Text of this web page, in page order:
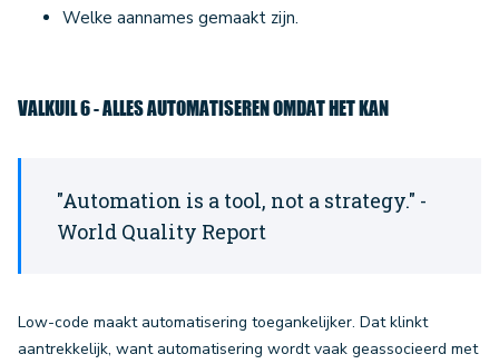
Welke aannames gemaakt zijn.
VALKUIL 6 - ALLES AUTOMATISEREN OMDAT HET KAN
"Automation is a tool, not a strategy." -
World Quality Report
Low-code maakt automatisering toegankelijker. Dat klinkt
aantrekkelijk, want automatisering wordt vaak geassocieerd met